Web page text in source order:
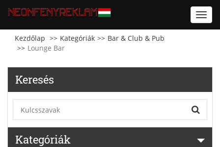
Kezdőlap
Kategóriák
Bar & Club & Pub
Lounge Bar
Keresés
Kategóriák